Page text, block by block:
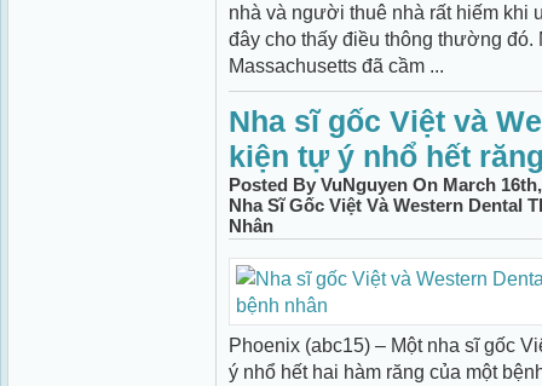
nhà và người thuê nhà rất hiếm khi
đây cho thấy điều thông thường đó.
Massachusetts đã cầm ...
Nha sĩ gốc Việt và
kiện tự ý nhổ hết
Posted By VuNguyen On March
Nha Sĩ Gốc Việt Và Western Dental
Nhân
Phoenix (abc15) – Một nha sĩ gốc
ý nhổ hết hai hàm răng của một